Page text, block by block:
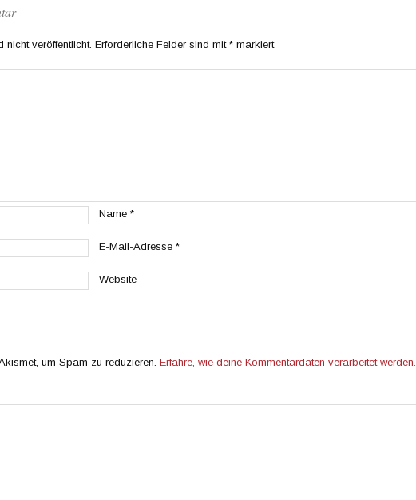
veröffentlicht. Erforderliche Felder sind mit * markiert
Name *
E-Mail-Adresse *
Website
um Spam zu reduzieren. Erfahre, wie deine Kommentardaten verarbeitet werden.